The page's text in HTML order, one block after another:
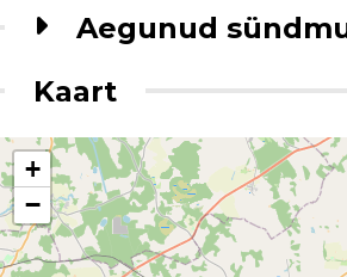
Aegunud
Kaart
+
−